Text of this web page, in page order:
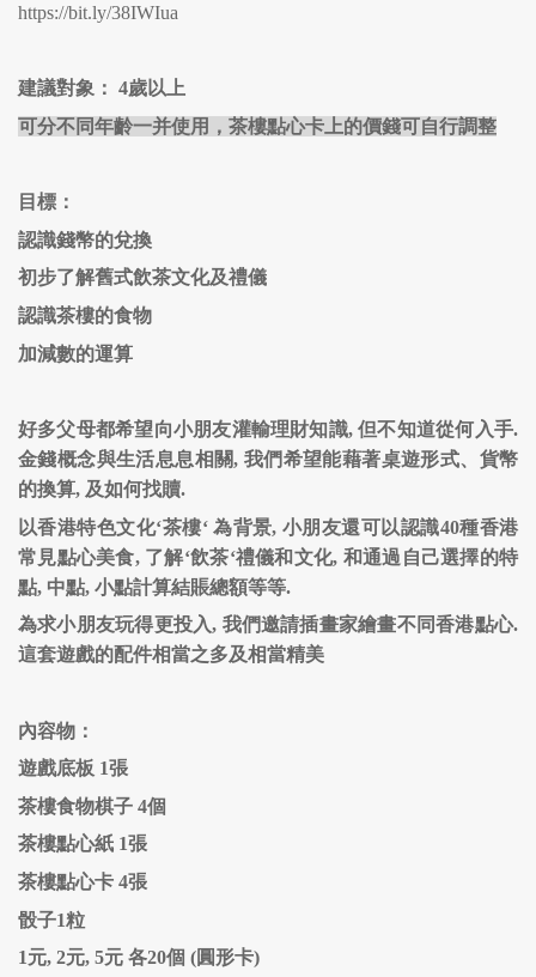
https://bit.ly/38IWIua
建議對象： 4歲以上
可分不同年齡一并使用，茶樓點心卡上的價錢可自行調整
目標：
認識錢幣的兌換
初步了解舊式飲茶文化及禮儀
認識茶樓的食物
加減數的運算
好多父母都希望向小朋友灌輸理財知識, 但不知道從何入手.
金錢概念與生活息息相關, 我們希望能藉著桌遊形式、貨幣
的換算, 及如何找贖.
以香港特色文化‘茶樓‘ 為背景, 小朋友還可以認識40種香港
常見點心美食, 了解‘飲茶‘禮儀和文化, 和通過自己選擇的特
點, 中點, 小點計算結賬總額等等.
為求小朋友玩得更投入, 我們邀請插畫家繪畫不同香港點心.
這套遊戲的配件相當之多及相當精美
內容物：
遊戲底板 1張
茶樓食物棋子 4個
茶樓點心紙 1張
茶樓點心卡 4張
骰子1粒
1元, 2元, 5元 各20個 (圓形卡)